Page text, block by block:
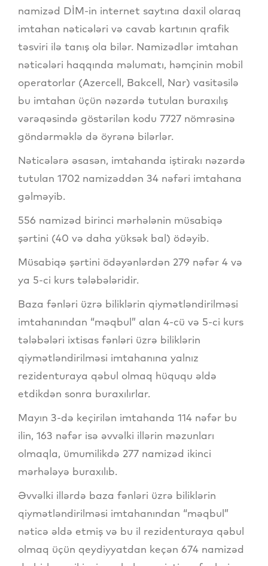
namizəd DİM-in internet saytına daxil olaraq
imtahan nəticələri və cavab kartının qrafik
təsviri ilə tanış ola bilər. Namizədlər imtahan
nəticələri haqqında məlumatı, həmçinin mobil
operatorlar (Azercell, Bakcell, Nar) vasitəsilə
bu imtahan üçün nəzərdə tutulan buraxılış
vərəqəsində göstərilən kodu 7727 nömrəsinə
göndərməklə də öyrənə bilərlər.
Nəticələrə əsasən, imtahanda iştirakı nəzərdə
tutulan 1702 namizəddən 34 nəfəri imtahana
gəlməyib.
556 namizəd birinci mərhələnin müsabiqə
şərtini (40 və daha yüksək bal) ödəyib.
Müsabiqə şərtini ödəyənlərdən 279 nəfər 4 və
ya 5-ci kurs tələbələridir.
Baza fənləri üzrə biliklərin qiymətləndirilməsi
imtahanından “məqbul” alan 4-cü və 5-ci kurs
tələbələri ixtisas fənləri üzrə biliklərin
qiymətləndirilməsi imtahanına yalnız
rezidenturaya qəbul olmaq hüququ əldə
etdikdən sonra buraxılırlar.
Mayın 3-də keçirilən imtahanda 114 nəfər bu
ilin, 163 nəfər isə əvvəlki illərin məzunları
olmaqla, ümumilikdə 277 namizəd ikinci
mərhələyə buraxılıb.
Əvvəlki illərdə baza fənləri üzrə biliklərin
qiymətləndirilməsi imtahanından “məqbul”
nəticə əldə etmiş və bu il rezidenturaya qəbul
olmaq üçün qeydiyyatdan keçən 674 namizəd